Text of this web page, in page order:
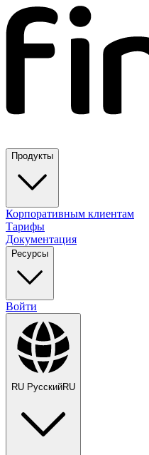
Продукты
Корпоративным клиентам
Тарифы
Документация
Ресурсы
Войти
RU РусскийRU